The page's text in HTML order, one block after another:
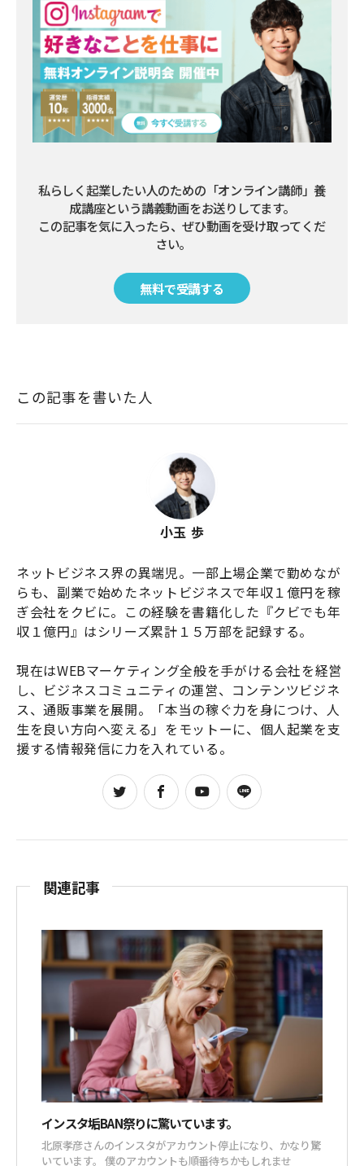
私らしく起業したい人のための「オンライン講師」養
成講座という講義動画をお送りしてます。
この記事を気に入ったら、ぜひ動画を受け取ってくだ
さい。
無料で受講する
この記事を書いた人
小玉 歩
ネットビジネス界の異端児。一部上場企業で勤めなが
らも、副業で始めたネットビジネスで年収１億円を稼
ぎ会社をクビに。この経験を書籍化した『クビでも年
収１億円』はシリーズ累計１５万部を記録する。
現在はWEBマーケティング全般を手がける会社を経営
し、ビジネスコミュニティの運営、コンテンツビジネ
ス、通販事業を展開。「本当の稼ぐ力を身につけ、人
生を良い方向へ変える」をモットーに、個人起業を支
援する情報発信に力を入れている。
関連記事
インスタ垢BAN祭りに驚いています。
北原孝彦さんのインスタがアカウント停止になり、かなり驚
いています。 僕のアカウントも順番待ちかもしれませ